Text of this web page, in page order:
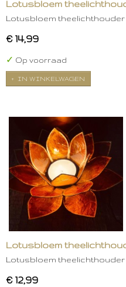
Lotusbloem
Lotusbloem
€ 14,99
✓ Op voorraad
IN WINKELWAGEN
Lotusbloem
Lotusbloem
€ 12,99